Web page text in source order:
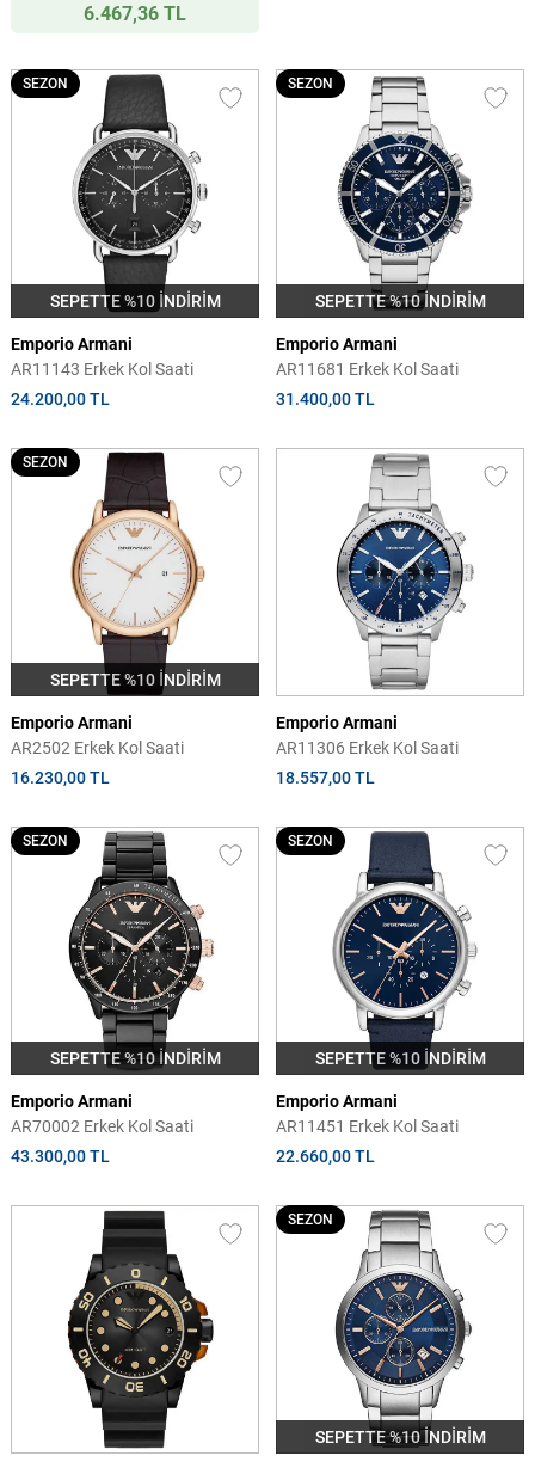
6.467,36 TL
SEPETTE %10 İNDİRİM
SEZON
Emporio Armani
AR11143 Erkek Kol Saati
24.200,00 TL
SEPETTE %10 İNDİRİM
SEZON
Emporio Armani
AR11681 Erkek Kol Saati
31.400,00 TL
SEPETTE %10 İNDİRİM
SEZON
Emporio Armani
AR2502 Erkek Kol Saati
16.230,00 TL
Emporio Armani
AR11306 Erkek Kol Saati
18.557,00 TL
SEPETTE %10 İNDİRİM
SEZON
Emporio Armani
AR70002 Erkek Kol Saati
43.300,00 TL
SEPETTE %10 İNDİRİM
SEZON
Emporio Armani
AR11451 Erkek Kol Saati
22.660,00 TL
SEPETTE %10 İNDİRİM
SEZON